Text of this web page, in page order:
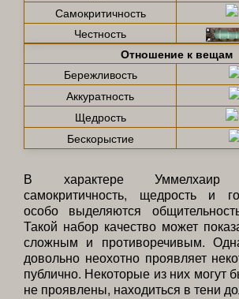
Самокритичность
Честность
Отношение к вещам
Бережливость
Аккуратность
Щедрость
Бескорыстие
В характере Уммелхаир
самокритичность, щедрость и
особо выделяются
Такой набор качество может
сложным и противоречивым.
довольно неохотно проявляет
публично. Некоторые из них могут
не проявлены, находиться в тени